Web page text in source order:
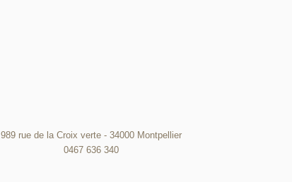
989 rue de la Croix verte - 34000 Montpellier
0467 636 340